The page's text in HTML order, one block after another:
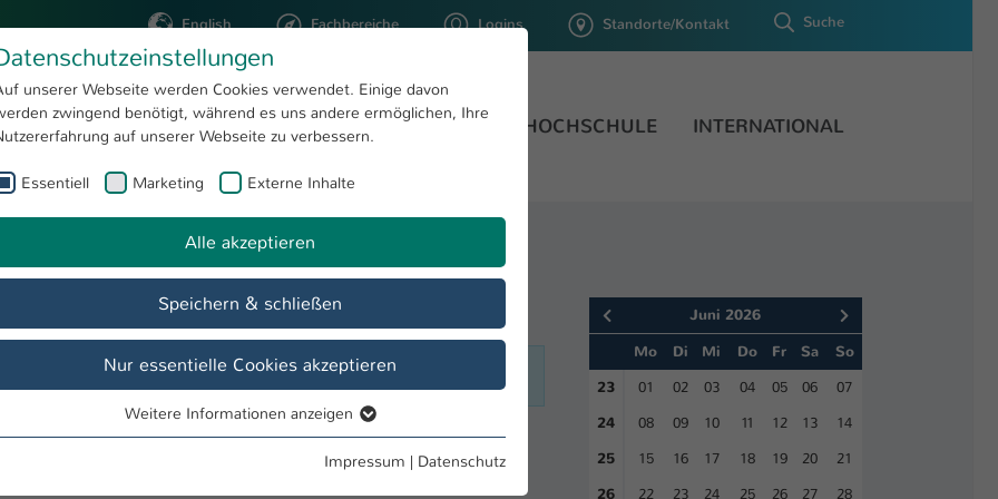
English Fachbereiche Logins Standorte/Kontakt Suche
STUDIUM FORSCHUNG HOCHSCHULE INTERNATIONAL
sind keine Termine verfügbar.
Juni 2026
Mo
Di Mi Do Fr Sa
So
23
01 02 03 04 05 06 07
24 08 09 10 11 12 13 14
25 15 16 17 18 19 20 21
26 22 23 24 25 26 27 28
unserer Webseite werden Cookies verwendet. Einige davon
zwingend benötigt, während es uns andere ermöglichen, Ihre
auf unserer Webseite zu verbessern.
Essentiell Marketing Externe Inhalte
Alle akzeptieren
Speichern & schließen
Nur essentielle Cookies akzeptieren
Essentielle Cookies werden für grundlegende Funktionen der
Weitere Informationen anzeigen
Impressum | Datenschutz